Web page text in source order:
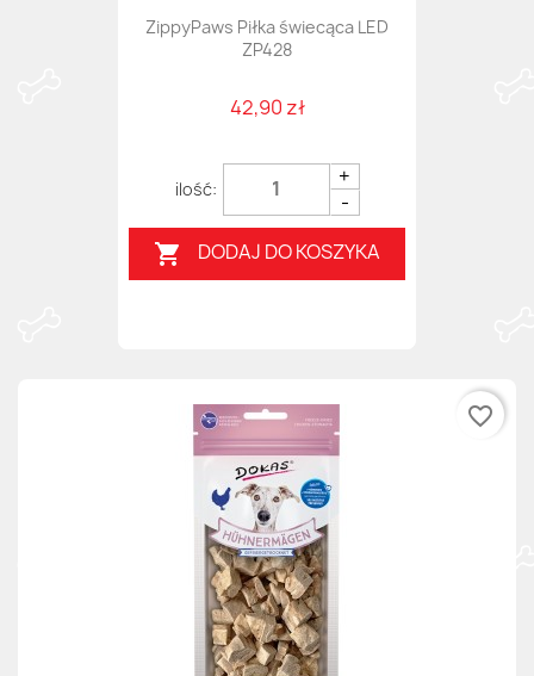
ZippyPaws Piłka świecąca LED
ZP428
42,90 zł
+
-
 DODAJ DO KOSZYKA
favorite_border